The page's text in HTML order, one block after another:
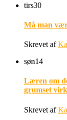
tirs30
Må man
Skrevet af
søn14
Læren om
grumset
Skrevet af